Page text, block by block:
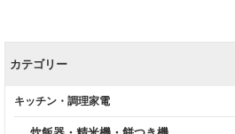
カテゴリー
キッチン・調理家電